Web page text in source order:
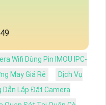
Wifi Dùng Pin IMOU IPC-
May Giá Rẻ
Dịch Vụ
Dẫn Lắp Đặt Camera